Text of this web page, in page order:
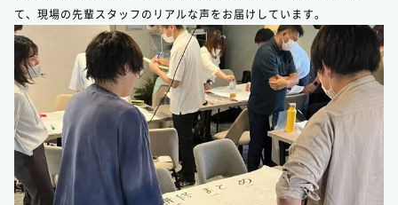
て、現場の先輩スタッフのリアルな声をお届けしています。